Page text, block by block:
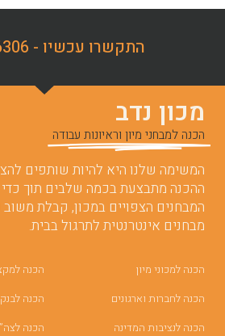
התקשרו עכשיו - 03-6206306
מכון נדב
הכנה למבחני מיון וראיונות עבודה
המשימה שלנו היא להיות שותפים
ההכנה מתבצעת בכמה שלבים תוך
המבחנים הצפויים במכון, קבלת משוב
מבחנים אינטרנטית לתרגול בבית.
הכנה למכוני מיון
הכנה לחברות וארגונים
הכנה לנציבות המדינה
הכנה
הכנה
הכנה